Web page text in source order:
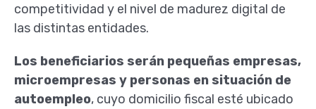
competitividad y el nivel de madurez digital de
las distintas entidades.
Los beneficiarios serán pequeñas empresas,
microempresas y personas en situación de
autoempleo, cuyo domicilio fiscal esté ubicado